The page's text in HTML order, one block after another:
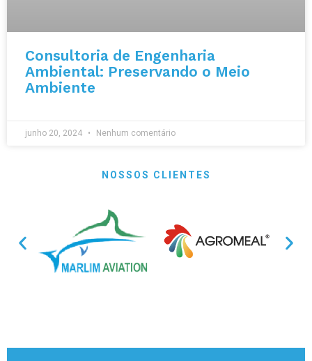
Consultoria de Engenharia
Ambiental: Preservando o Meio
Ambiente
junho 20, 2024 Nenhum comentário
NOSSOS CLIENTES